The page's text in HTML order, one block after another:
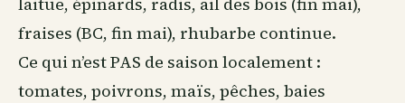
fraises (BC, fin mai), rhubarbe continue.
Ce qui n’est PAS de saison localement :
tomates, poivrons, maïs, pêches, baies